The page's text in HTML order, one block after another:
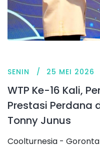
SENIN 25 MEI 2026
WTP Ke-16 Kali,
Prestasi Perdana
Tonny Junus
Coolturnesia -